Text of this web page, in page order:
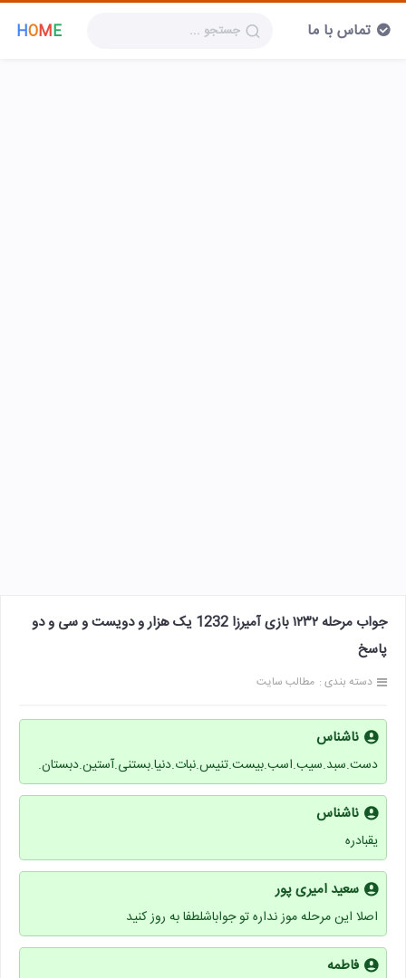
HOME تماس با ما
جواب مرحله ۱۲۳۲ بازی آمیرزا 1232 یک هزار و دویست و سی و دو
پاسخ
دسته بندی : مطالب سایت
ناشناس
دست.سبد.سیب.اسب.بیست.تنیس.نبات.دنیا.بستنی.آستین.دبستان.
ناشناس
یقبادره
سعید امیری پور
اصلا این مرحله موز نداره تو جواباشلطفا به روز کنید
فاطمه